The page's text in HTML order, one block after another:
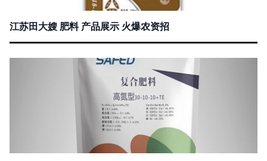
江苏田大嫂 肥料 产品展示 火爆农资招